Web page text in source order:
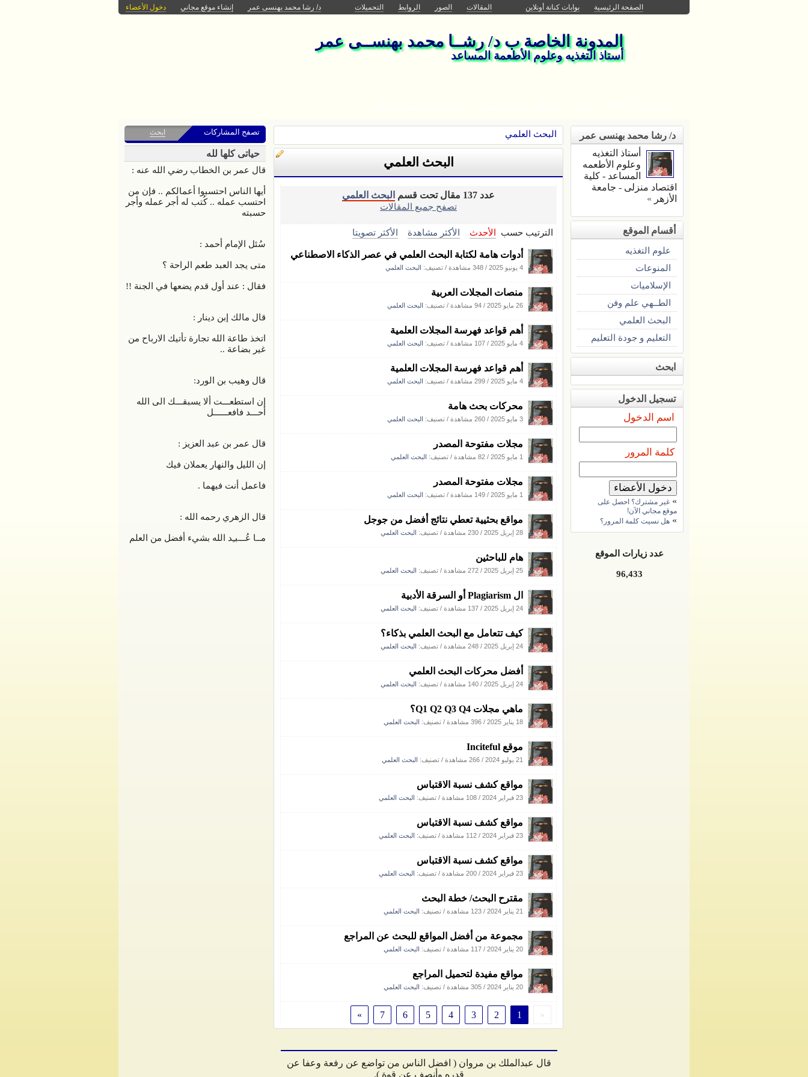
الصفحة الرئيسية بوابات كنانة أونلاين المقالات الصور الروابط التحميلات د/ رشا محمد بهنسى عمر إنشاء موقع مجاني دخول الأعضاء
المدونة الخاصة ب د/ رشــا محمد بهنســى عمر
أستاذ التغذيه وعلوم الأطعمة المساعد
البحث العلمي
البحث العلمي
عدد 137 مقال تحت قسم
البحث العلمي
تصفح جميع المقالات
الترتيب حسب الأحدث الأكثر مشاهدة الأكثر تصويتا
أدوات هامة لكتابة البحث العلمي في عصر الذكاء الاصطناعي
4 يونيو 2025 / 348 مشاهدة / تصنيف: البحث العلمي
منصات المجلات العربية
26 مايو 2025 / 94 مشاهدة / تصنيف: البحث العلمي
أهم قواعد فهرسة المجلات العلمية
4 مايو 2025 / 107 مشاهدة / تصنيف: البحث العلمي
أهم قواعد فهرسة المجلات العلمية
4 مايو 2025 / 299 مشاهدة / تصنيف: البحث العلمي
محركات بحث هامة
3 مايو 2025 / 260 مشاهدة / تصنيف: البحث العلمي
مجلات مفتوحة المصدر
1 مايو 2025 / 82 مشاهدة / تصنيف: البحث العلمي
مجلات مفتوحة المصدر
1 مايو 2025 / 149 مشاهدة / تصنيف: البحث العلمي
مواقع بحثيية تعطي نتائج أفضل من جوجل
28 إبريل 2025 / 230 مشاهدة / تصنيف: البحث العلمي
هام للباحثين
25 إبريل 2025 / 272 مشاهدة / تصنيف: البحث العلمي
ال Plagiarism أو السرقة الأدبية
24 إبريل 2025 / 137 مشاهدة / تصنيف: البحث العلمي
كيف تتعامل مع البحث العلمي بذكاء؟
24 إبريل 2025 / 248 مشاهدة / تصنيف: البحث العلمي
أفضل محركات البحث العلمي
24 إبريل 2025 / 140 مشاهدة / تصنيف: البحث العلمي
ماهي مجلات Q1 Q2 Q3 Q4؟
18 يناير 2025 / 396 مشاهدة / تصنيف: البحث العلمي
موقع Inciteful
21 يوليو 2024 / 266 مشاهدة / تصنيف: البحث العلمي
مواقع كشف نسبة الاقتباس
23 فبراير 2024 / 108 مشاهدة / تصنيف: البحث العلمي
مواقع كشف نسبة الاقتباس
23 فبراير 2024 / 112 مشاهدة / تصنيف: البحث العلمي
مواقع كشف نسبة الاقتباس
23 فبراير 2024 / 200 مشاهدة / تصنيف: البحث العلمي
مقترح البحث/ خطة البحث
21 يناير 2024 / 123 مشاهدة / تصنيف: البحث العلمي
مجموعة من أفضل المواقع للبحث عن المراجع
20 يناير 2024 / 117 مشاهدة / تصنيف: البحث العلمي
مواقع مفيدة لتحميل المراجع
20 يناير 2024 / 305 مشاهدة / تصنيف: البحث العلمي
«
1
2
3
4
5
6
7
»
د/ رشا محمد بهنسى عمر
أستاذ التغذيه
وعلوم الأطعمه
المساعد - كلية
اقتصاد منزلى - جامعة
الأزهر »
أقسام الموقع
علوم التغذيه
المنوعات
الإسلاميات
الطــهي علم وفن
البحث العلمي
التعليم و جودة التعليم
ابحث
تسجيل الدخول
اسم الدخول
كلمة المرور
» غير مشترك؟ احصل على
موقع مجاني الآن!
» هل نسيت كلمة المرور؟
عدد زيارات الموقع
96,433
تصفح المشاركات ابحث
حياتى كلها لله
قال عمر بن الخطاب رضي الله عنه :
أيها الناس احتسبوا أعمالكم .. فإن من
احتسب عمله .. كُتب له أجر عمله وأجر
حسبته
سُئل الإمام أحمد :
متى يجد العبد طعم الراحة ؟
فقال : عند أول قدم يضعها في الجنة !!
قال مالك إبن دينار :
اتخذ طاعة الله تجارة تأتيك الارباح من
غير بضاعة ..
قال وهيب بن الورد:
إن استطعـــت ألا يسبقـــك الى الله
أحـــد فافعــــــل
قال عمر بن عبد العزيز :
إن الليل والنهار يعملان فيك
فاعمل أنت فيهما .
قال الزهري رحمه الله :
مــا عُـــبـِد الله بشيء أفضل من العلم
قال عبدالملك بن مروان ( افضل الناس من تواضع عن رفعة وعفا عن
قدره وأنصف عن قوة ).